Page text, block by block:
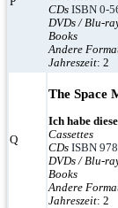
CDs ISBN 0-
DVDs / Blu-
Books
Andere
Jahreszeit: 2
Q
The Space
Ich habe
Cassettes
CDs ISBN
DVDs / Blu-
Books
Andere
Jahreszeit: 2